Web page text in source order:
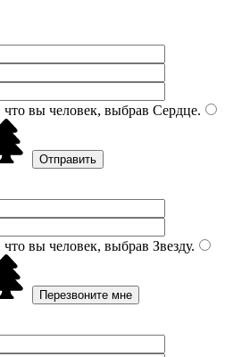
вы человек, выбрав Сердце.
вы человек, выбрав Звезду.